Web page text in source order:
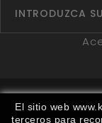
El sitio web
terceros para
Fabricantes